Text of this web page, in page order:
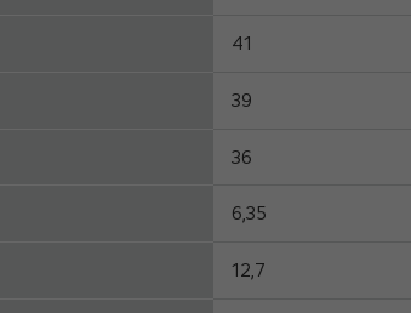
41
39
36
6,35
12,7